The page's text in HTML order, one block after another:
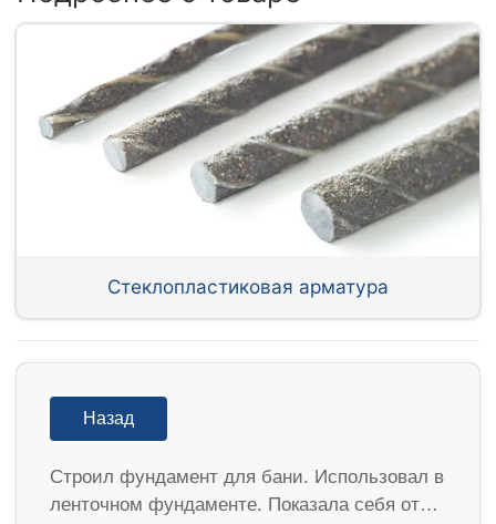
Стеклопластиковая арматура
Назад
Строил фундамент для бани. Использовал в
ленточном фундаменте. Показала себя от…